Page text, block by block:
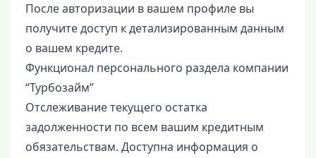
После авторизации в вашем профиле вы
получите доступ к детализированным данным
о вашем кредите.
Функционал персонального раздела компании
“Турбозайм”
Отслеживание текущего остатка
задолженности по всем вашим кредитным
обязательствам. Доступна информация о